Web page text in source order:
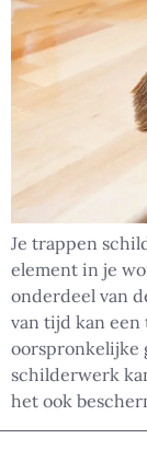
Je trappen
element in je
onderdeel van
van tijd kan
oorspronkelijke
schilderwerk
het ook